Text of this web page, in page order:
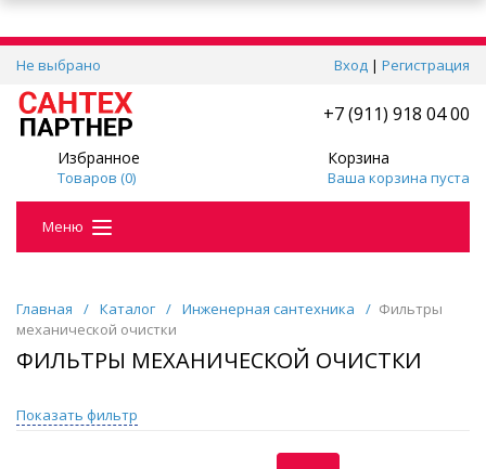
Не выбрано Вход | Регистрация
+7 (911) 918 04 00
Избранное
Товаров (0)
Корзина
Ваша корзина пуста
Меню
Главная / Каталог / Инженерная сантехника / Фильтры
механической очистки
ФИЛЬТРЫ МЕХАНИЧЕСКОЙ ОЧИСТКИ
Показать фильтр